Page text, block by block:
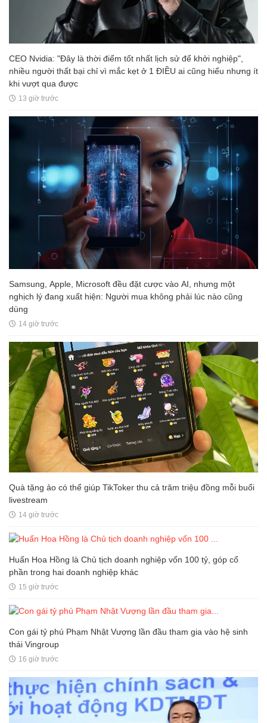
CEO Nvidia: "Đây là thời điểm tốt nhất lịch sử để khởi nghiệp",
nhiều người thất bại chỉ vì mắc kẹt ở 1 ĐIỀU ai cũng hiểu nhưng ít
khi vượt qua được
13 giờ trước
Samsung, Apple, Microsoft đều đặt cược vào AI, nhưng một
nghịch lý đang xuất hiện: Người mua không phải lúc nào cũng
dùng
14 giờ trước
Quà tặng ảo có thể giúp TikToker thu cả trăm triệu đồng mỗi buổi
livestream
14 giờ trước
Huấn Hoa Hồng là Chủ tịch doanh nghiệp vốn 100 tỷ, góp cổ
phần trong hai doanh nghiệp khác
15 giờ trước
Con gái tỷ phú Phạm Nhật Vượng lần đầu tham gia vào hệ sinh
thái Vingroup
16 giờ trước